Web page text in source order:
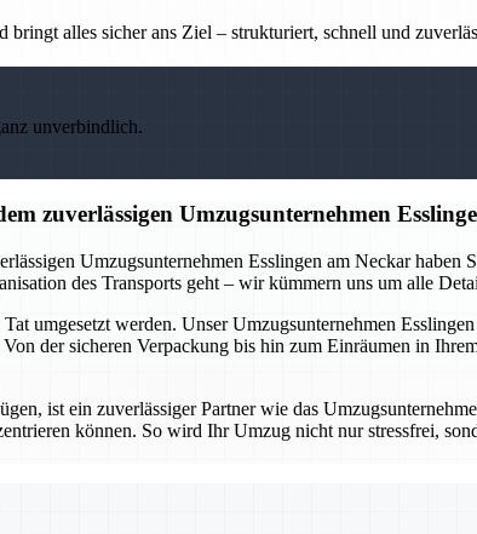
alles sicher ans Ziel – strukturiert, schnell und
unverbindlich.
zuverlässigen Umzugsunternehmen
Umzugsunternehmen Esslingen am Neckar haben
des Transports geht – wir kümmern uns um alle
umgesetzt werden. Unser Umzugsunternehmen
der sicheren Verpackung bis hin zum Einräumen in
ist ein zuverlässiger Partner wie das
können. So wird Ihr Umzug nicht nur stressfrei,